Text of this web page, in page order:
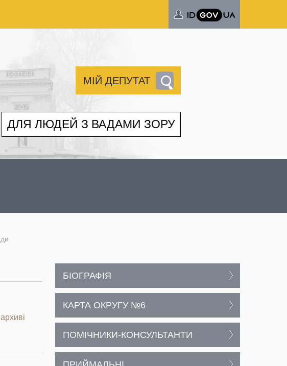
МІЙ ДЕПУТАТ
ДЛЯ ЛЮДЕЙ З ВАДАМИ ЗОРУ
БІОГРАФІЯ
КАРТА ОКРУГУ №6
ПОМІЧНИКИ-КОНСУЛЬТАНТИ